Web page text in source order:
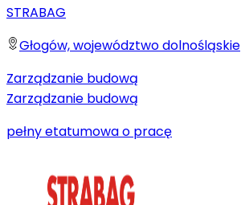
STRABAG
Głogów, województwo dolnośląskie
Zarządzanie budową
Zarządzanie budową
pełny etatumowa o pracę